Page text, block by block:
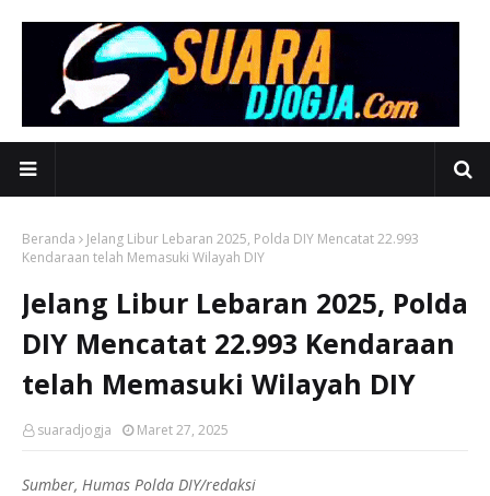
Beranda
Jelang Libur Lebaran 2025, Polda DIY Mencatat 22.993
Kendaraan telah Memasuki Wilayah DIY
Jelang Libur Lebaran 2025, Polda
DIY Mencatat 22.993 Kendaraan
telah Memasuki Wilayah DIY
suaradjogja Maret 27, 2025
Sumber, Humas Polda DIY/redaksi